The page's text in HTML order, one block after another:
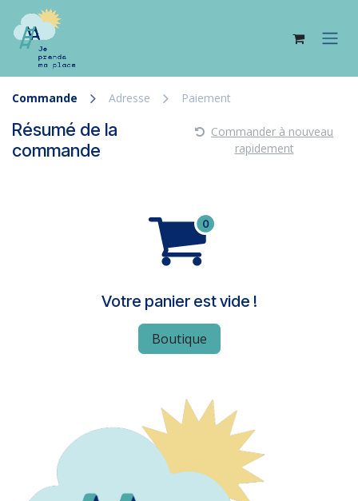
Se rendre au contenu
Commande Adresse Paiement
Résumé de la
commande
Commander à nouveau
rapidement
Votre panier est vide !
Boutique